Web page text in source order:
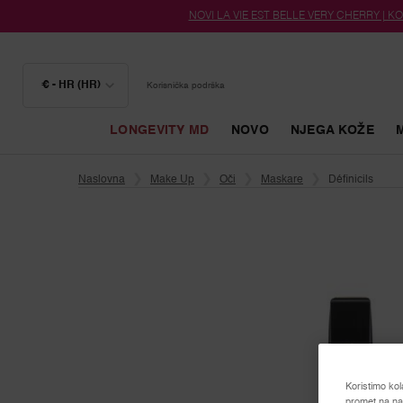
NOVI LA VIE EST BELLE VERY CHERRY |
€ - HR (HR) Korisnička podrška
LONGEVITY MD NOVO NJEGA KOŽE
Naslovna
Make Up Oči Maskare Définicils
Koristimo